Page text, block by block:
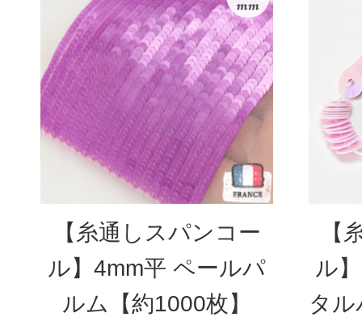
【糸通しスパンコー
ル】4mm平 ペールパ
ルム【約1000枚】
【
ル
タ